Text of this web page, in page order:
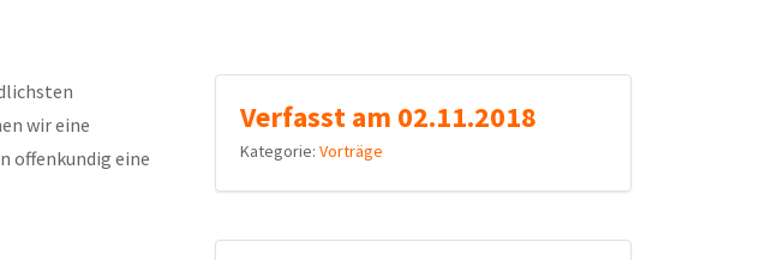
wir eine
offenkundig eine
Verfasst am 02.11.2018
Kategorie:Vorträge